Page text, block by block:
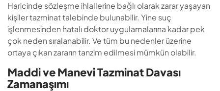
Haricinde sözleşme ihlallerine bağlı olarak zarar yaşayan
kişiler tazminat talebinde bulunabilir. Yine suç
işlenmesinden hatalı doktor uygulamalarına kadar pek
çok neden sıralanabilir. Ve tüm bu nedenler üzerine
ortaya çıkan zararın tanzim edilmesi mümkün olabilir.
Maddi ve Manevi Tazminat Davası
Zamanaşımı